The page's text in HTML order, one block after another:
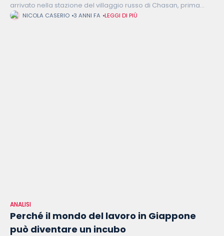
arrivato nella stazione del villaggio russo di Chasan, prima
tappa di una visita ufficiale di sei giorni nella Federazione
NICOLA CASERIO 3 ANNI FA LEGGI DI PIÙ
ANALISI
Perché il mondo del lavoro in Giappone
può diventare un incubo